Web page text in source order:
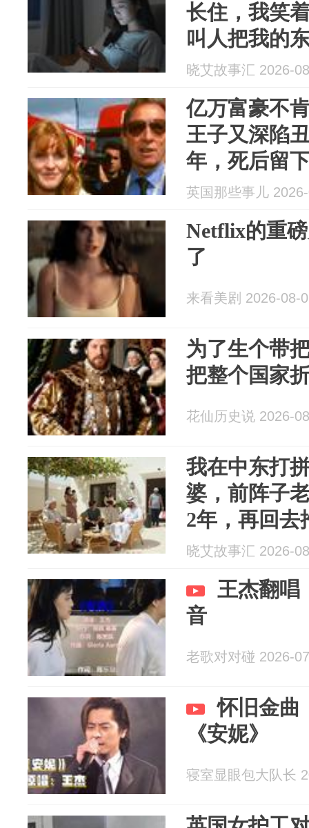
长住，我笑
叫人把我的
公推开房门
晓艾故事汇 2026-
亿万富豪不
王子又深陷
年，死后留
给她…
英国那些事儿
Netflix的重
了
来看美剧 2026-08-
为了生个带
把整个国家
花仙历史说 2026-
我在中东打
婆，前阵子
2年，再回去
里站着3个抱
晓艾故事汇 2026-
王杰翻唱
音
老歌对对碰 2026-
怀旧金曲
《安妮》
寝室显眼包大队长